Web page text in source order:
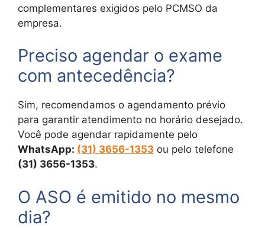
complementares exigidos pelo PCMSO da
empresa.
Preciso agendar o exame
com antecedência?
Sim, recomendamos o agendamento prévio
para garantir atendimento no horário desejado.
Você pode agendar rapidamente pelo
WhatsApp: (31) 3656-1353 ou pelo telefone
(31) 3656-1353.
O ASO é emitido no mesmo
dia?